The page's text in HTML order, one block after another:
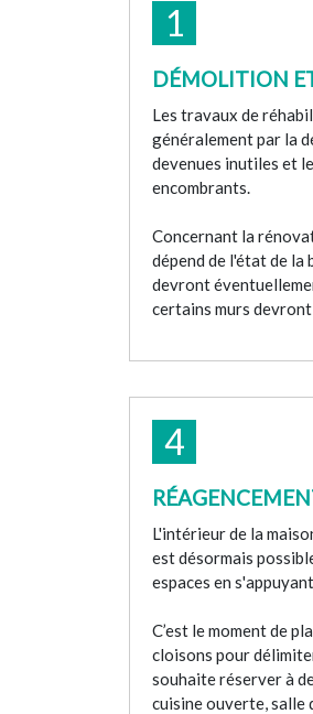
1
DÉMOLITION
Les travaux de
généralement par la
devenues inutiles et
encombrants.
Concernant la
dépend de l'état de la
devront
certains murs
4
L'intérieur de la
est désormais
espaces en
C’est le moment de
cloisons pour
souhaite réserver à
cuisine ouverte, salle